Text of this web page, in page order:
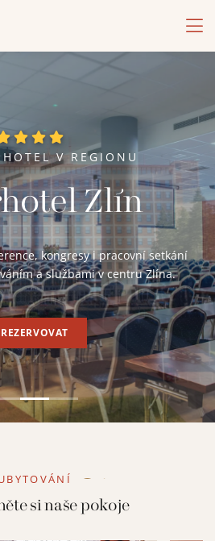
V REGIONU
Zlín
kongresy i pracovní setkání
a službami v centru Zlína.
REZERVOVAT
si naše pokoje